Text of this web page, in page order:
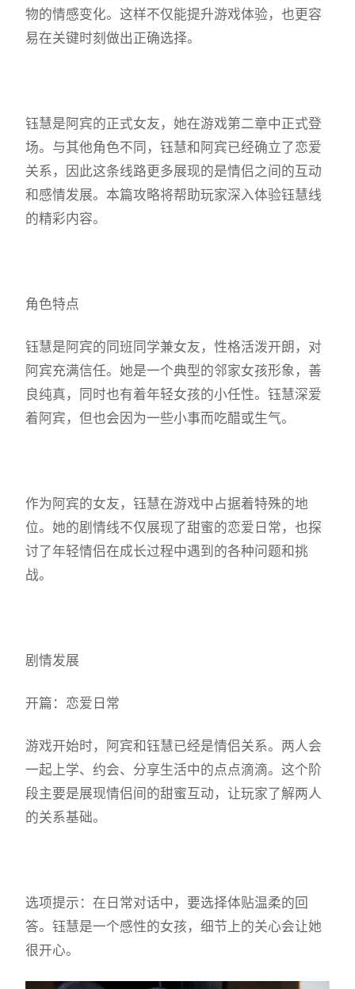
物的情感变化。这样不仅能提升游戏体验，也更容
易在关键时刻做出正确选择。
钰慧是阿宾的正式女友，她在游戏第二章中正式登
场。与其他角色不同，钰慧和阿宾已经确立了恋爱
关系，因此这条线路更多展现的是情侣之间的互动
和感情发展。本篇攻略将帮助玩家深入体验钰慧线
的精彩内容。
角色特点
钰慧是阿宾的同班同学兼女友，性格活泼开朗，对
阿宾充满信任。她是一个典型的邻家女孩形象，善
良纯真，同时也有着年轻女孩的小任性。钰慧深爱
着阿宾，但也会因为一些小事而吃醋或生气。
作为阿宾的女友，钰慧在游戏中占据着特殊的地
位。她的剧情线不仅展现了甜蜜的恋爱日常，也探
讨了年轻情侣在成长过程中遇到的各种问题和挑
战。
剧情发展
开篇：恋爱日常
游戏开始时，阿宾和钰慧已经是情侣关系。两人会
一起上学、约会、分享生活中的点点滴滴。这个阶
段主要是展现情侣间的甜蜜互动，让玩家了解两人
的关系基础。
选项提示：在日常对话中，要选择体贴温柔的回
答。钰慧是一个感性的女孩，细节上的关心会让她
很开心。